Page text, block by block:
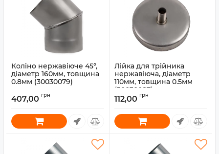
Коліно нержавіюче 45°,
діаметр 160мм, товщина
0.8мм (30030079)
407,00 грн
Лійка для трійника
нержавіюча, діаметр
110мм, товщина 0.5мм
(30030087)
Артикул: 30030087
112,00 грн